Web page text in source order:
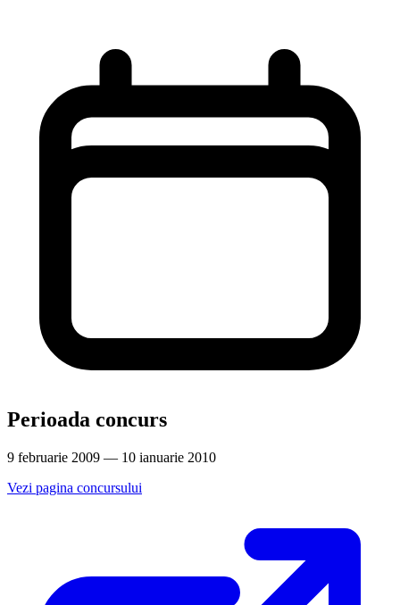
Perioada concurs
9 februarie 2009 — 10 ianuarie 2010
Vezi pagina concursului